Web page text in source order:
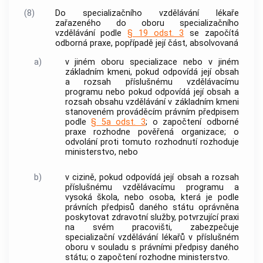
(8)
Do specializačního vzdělávánílékaře
zařazeného do oboru specializačního
vzdělávánípodle§ 19 odst. 3 se započítá
odborná praxe, popřípadě její část, absolvovaná
a)
v jiném oboru specializace nebo v jiném
základním kmeni, pokud odpovídá její obsah
a rozsah příslušnému vzdělávacímu
programu nebo pokud odpovídá její obsah a
rozsah obsahu vzdělávání v základním kmeni
stanoveném prováděcím právním předpisem
podle§ 5a odst. 3; o započtení odborné
praxe rozhodnepověřená organizace; o
odvolání proti tomuto rozhodnutí rozhoduje
ministerstvo, nebo
b)
v cizině, pokud odpovídá její obsah a rozsah
příslušnému vzdělávacímu programu a
vysoká škola, nebo osoba, která je podle
právních předpisů daného státu oprávněna
poskytovat zdravotní služby, potvrzující praxi
na svém pracovišti, zabezpečuje
specializační vzdělávánílékařů v příslušném
oboru v souladu s právními předpisy daného
státu; o započtení rozhodne ministerstvo.